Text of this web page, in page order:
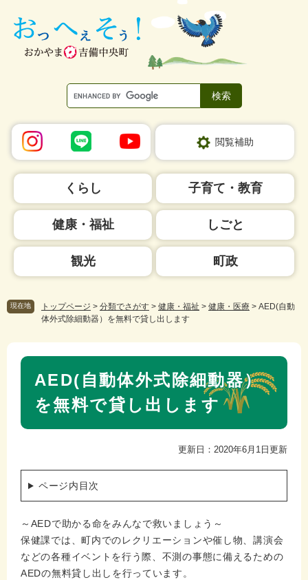
閲覧補助
くらし 子育て・教育
健康・福祉 しごと
観光 町政
現在地 トップページ > 分類でさがす > 健康・福祉 > 健康・医療 > AED(自動
体外式除細動器）を無料で貸し出します
本
AED(自動体外式除細動器）
を無料で貸し出します
更新日：2020年6月1日更新
ページ内目次
～AEDで助かる命をみんなで救いましょう～
保健課では、町内でのレクリエーションや催し物、講演会
などの各種イベントを行う際、不測の事態に備えるための
AEDの無料貸し出しを行っています。